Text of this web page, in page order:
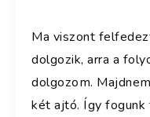
Ma viszont
dolgozik, arra a
dolgozom.
két ajtó. Így fogunk